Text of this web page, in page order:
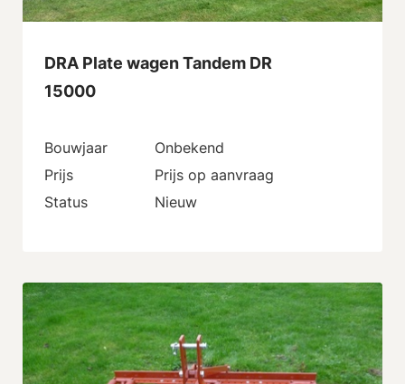
DRA Plate wagen Tandem DR
15000
Bouwjaar
Onbekend
Prijs
Prijs op aanvraag
Status
Nieuw